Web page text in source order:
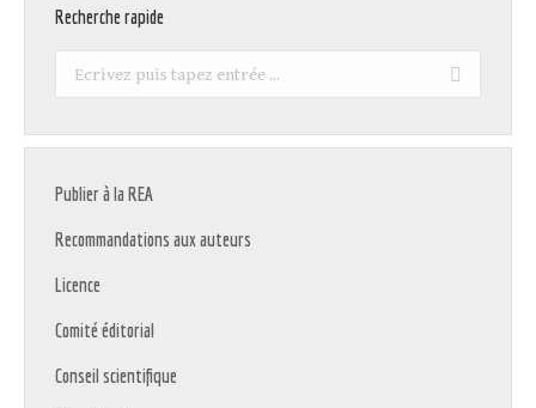
Recherche rapide
Recherche
Publier à la REA
Recommandations aux auteurs
Licence
Comité éditorial
Conseil scientifique